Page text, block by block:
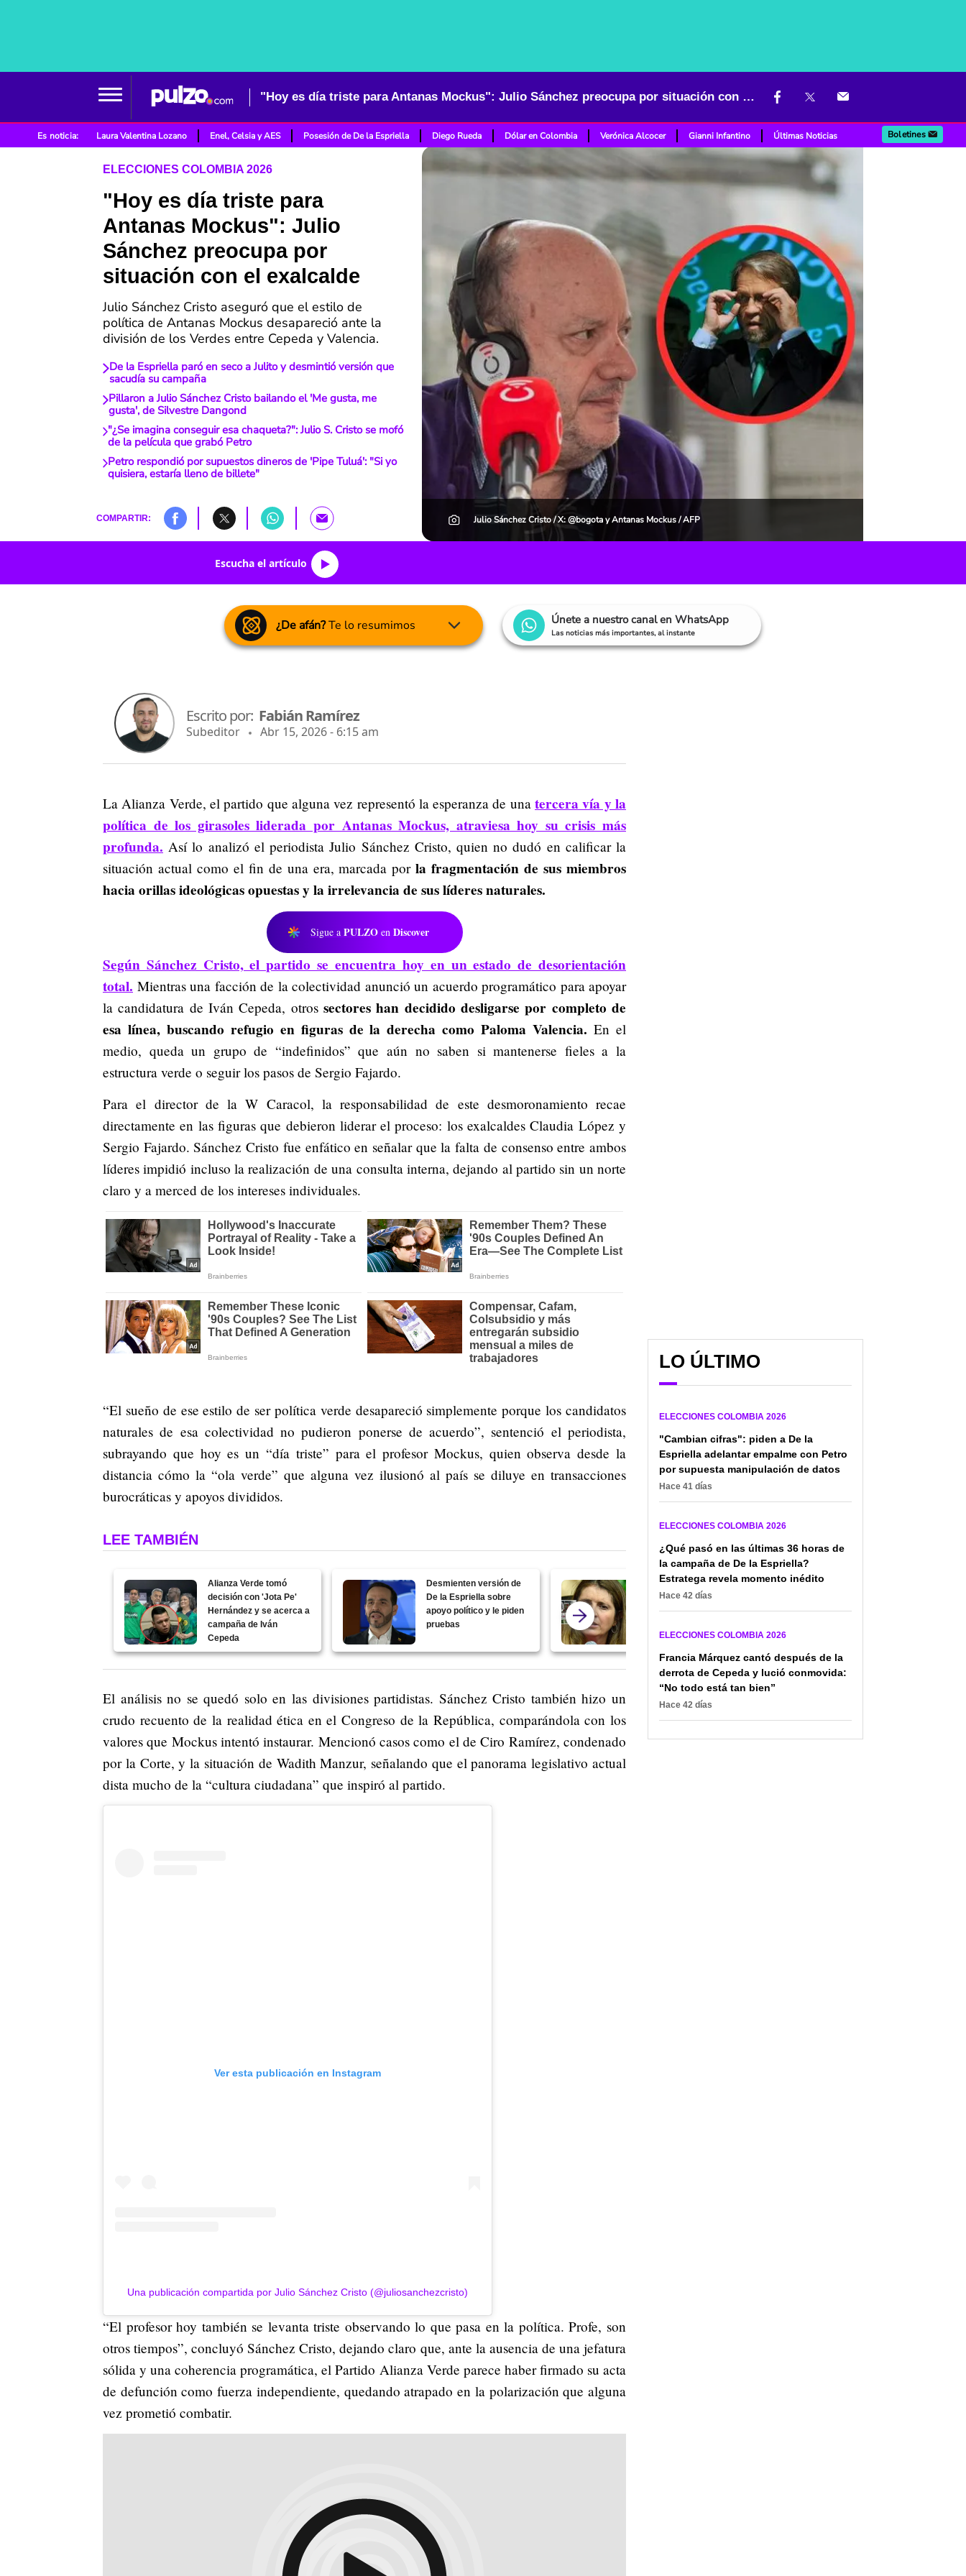
"Hoy es día triste para Antanas Mockus": Julio Sánchez preocupa por situación con el exalcalde
Es noticia: Laura Valentina Lozano Enel, Celsia y AES Posesión de De la Espriella Diego Rueda Dólar en Colombia Verónica Alcocer Gianni Infantino Últimas Noticias Boletines
ELECCIONES COLOMBIA 2026
"Hoy es día triste para
Antanas Mockus": Julio
Sánchez preocupa por
situación con el exalcalde
Julio Sánchez Cristo aseguró que el estilo de
política de Antanas Mockus desapareció ante la
división de los Verdes entre Cepeda y Valencia.
De la Espriella paró en seco a Julito y desmintió versión que
sacudía su campaña
Pillaron a Julio Sánchez Cristo bailando el 'Me gusta, me
gusta', de Silvestre Dangond
"¿Se imagina conseguir esa chaqueta?": Julio S. Cristo se mofó
de la película que grabó Petro
Petro respondió por supuestos dineros de 'Pipe Tuluá': "Si yo
quisiera, estaría lleno de billete"
COMPARTIR: Julio Sánchez Cristo / X: @bogota y Antanas Mockus / AFP
Escucha el artículo
¿De afán?Te lo resumimos Únete a nuestro canal en WhatsApp
Las noticias más importantes, al instante
Escrito por: Fabián Ramírez
Subeditor Abr 15, 2026 - 6:15 am
La Alianza Verde, el partido que alguna vez representó la esperanza de unatercera vía y la
política de los girasoles liderada por Antanas Mockus, atraviesa hoy su crisis más
profunda. Así lo analizó el periodista Julio Sánchez Cristo, quien no dudó en calificar la
situación actual como el fin de una era, marcada porla fragmentación de sus miembros
hacia orillas ideológicas opuestas y la irrelevancia de sus líderes naturales.
Sigue a PULZO en Discover
Según Sánchez Cristo, el partido se encuentra hoy en un estado de desorientación
total. Mientras una facción de la colectividad anunció un acuerdo programático para apoyar
la candidatura de Iván Cepeda, otros sectores han decidido desligarse por completo de
esa línea, buscando refugio en figuras de la derecha como Paloma Valencia. En el
medio, queda un grupo de “indefinidos” que aún no saben si mantenerse fieles a la
estructura verde o seguir los pasos de Sergio Fajardo.
Para el director de la W Caracol, la responsabilidad de este desmoronamiento recae
directamente en las figuras que debieron liderar el proceso: los exalcaldes Claudia López y
Sergio Fajardo. Sánchez Cristo fue enfático en señalar que la falta de consenso entre ambos
líderes impidió incluso la realización de una consulta interna, dejando al partido sin un norte
claro y a merced de los intereses individuales.
“El sueño de ese estilo de ser política verde desapareció simplemente porque los candidatos
naturales de esa colectividad no pudieron ponerse de acuerdo”, sentenció el periodista,
subrayando que hoy es un “día triste” para el profesor Mockus, quien observa desde la
distancia cómo la “ola verde” que alguna vez ilusionó al país se diluye en transacciones
burocráticas y apoyos divididos.
LEE TAMBIÉN
Alianza Verde tomó
decisión con 'Jota Pe'
Hernández y se acerca a
campaña de Iván
Cepeda
Desmienten versión de
De la Espriella sobre
apoyo político y le piden
pruebas
¿Quién está tras
amenazas a Paloma
Valencia? Campanazo
muy reveladoras
El análisis no se quedó solo en las divisiones partidistas. Sánchez Cristo también hizo un
crudo recuento de la realidad ética en el Congreso de la República, comparándola con los
valores que Mockus intentó instaurar. Mencionó casos como el de Ciro Ramírez, condenado
por la Corte, y la situación de Wadith Manzur, señalando que el panorama legislativo actual
dista mucho de la “cultura ciudadana” que inspiró al partido.
Ver esta publicación en Instagram
Una publicación compartida por Julio Sánchez Cristo (@juliosanchezcristo)
“El profesor hoy también se levanta triste observando lo que pasa en la política. Profe, son
otros tiempos”, concluyó Sánchez Cristo, dejando claro que, ante la ausencia de una jefatura
sólida y una coherencia programática, el Partido Alianza Verde parece haber firmado su acta
de defunción como fuerza independiente, quedando atrapado en la polarización que alguna
vez prometió combatir.
LO ÚLTIMO
ELECCIONES COLOMBIA 2026
"Cambian cifras": piden a De la
Espriella adelantar empalme con Petro
por supuesta manipulación de datos
Hace 41 días
ELECCIONES COLOMBIA 2026
¿Qué pasó en las últimas 36 horas de
la campaña de De la Espriella?
Estratega revela momento inédito
Hace 42 días
ELECCIONES COLOMBIA 2026
Francia Márquez cantó después de la
derrota de Cepeda y lució conmovida:
“No todo está tan bien”
Hace 42 días